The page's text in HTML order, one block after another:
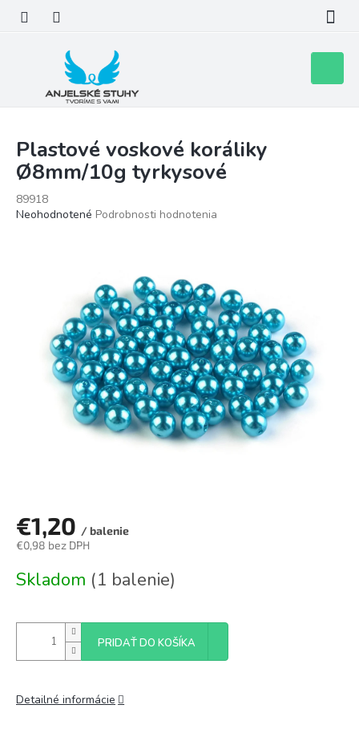
obsah
košík
Plastové voskové koráliky
Ø8mm/10g tyrkysové
89918
Priemerné
hviezdičiek.
Neohodnotené Podrobnosti hodnotenia
€1,20 / balenie
€0,98 bez DPH
cena:
Skladom (1 balenie)
PRIDAŤ DO KOŠÍKA
Detailné informácie